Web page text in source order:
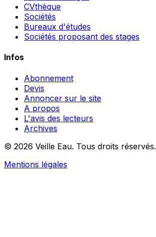
CVthèque
Sociétés
Bureaux d'études
Sociétés proposant des stages
Infos
Abonnement
Devis
Annoncer sur le site
A propos
L'avis des lecteurs
Archives
© 2026 Veille Eau. Tous droits réservés.
Mentions légales